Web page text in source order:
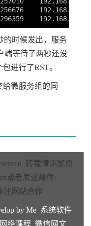
的时候发出，服务
端等待了两秒还没
进行了RST。
微服务组的同
转载请添加原
或者发送邮件:
注网站合作
by Me
系统软件
网络课程 微信网文